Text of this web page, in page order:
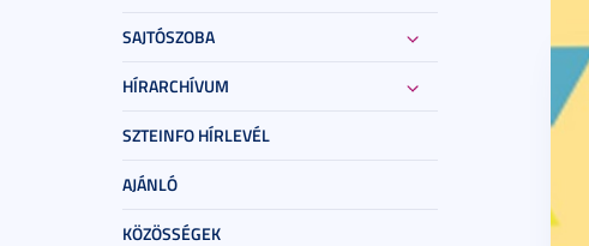
SAJTÓSZOBA
HÍRARCHÍVUM
SZTEINFO HÍRLEVÉL
AJÁNLÓ
KÖZÖSSÉGEK